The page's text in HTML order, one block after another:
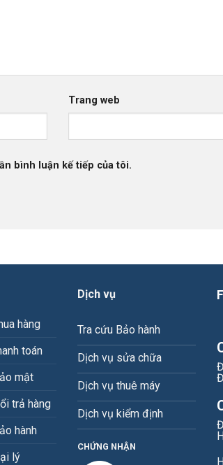
Trang web
bình luận kế tiếp của tôi.
hàng
toán
mật
trả hàng
hành
lý
Dịch vụ
Tra cứu Bảo hành
Dịch vụ sửa chữa
Dịch vụ thuê máy
Dịch vụ kiểm định
CHỨNG NHẬN